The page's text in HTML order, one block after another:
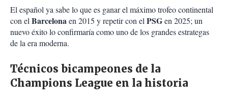
El español ya sabe lo que es ganar el máximo trofeo continental
con elBarcelonaen 2015 y repetir con elPSGen 2025; un
nuevo éxito lo confirmaría como uno de los grandes estrategas
de la era moderna.
Técnicos bicampeones de la
Champions League en la historia